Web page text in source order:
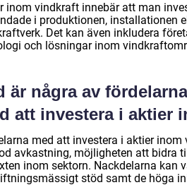
inom vindkraft innebär att man
i produktionen, installationen
Det kan även inkludera
och lösningar inom
är några av
att investera i aktier
med att investera i aktier
avkastning, möjligheten att bidra
inom sektorn. Nackdelarna kan
stöd samt de höga